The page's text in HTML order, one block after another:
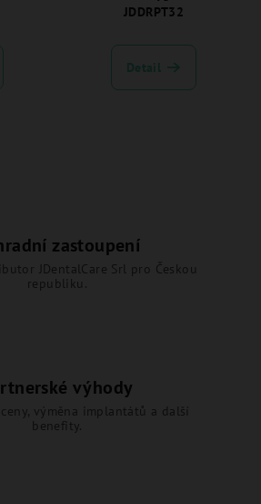
JDDRPT32
Detail
zastoupení
JDentalCare Srl pro Českou
republiku.
výhody
výměna implantátů a další
benefity.